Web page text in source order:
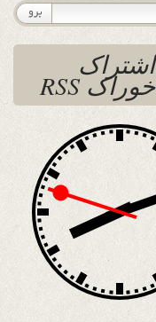
اشتراک
خوراک RSS